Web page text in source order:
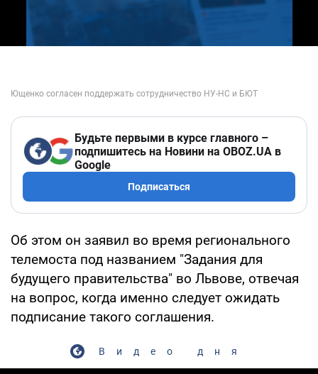
Будьте первыми в курсе главного –
подпишитесь на Новини на OBOZ.UA в
Google
Подписаться
Об этом он заявил во время регионального
телемоста под названием "Задания для
будущего правительства" во Львове, отвечая
на вопрос, когда именно следует ожидать
подписание такого соглашения.
Видео дня